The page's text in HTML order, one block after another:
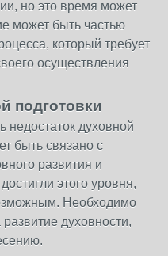
но это время может
может быть частью
который требует
осуществления
подготовки
недостаток духовной
быть связано с
развития и
этого уровня,
Необходимо
духовности,